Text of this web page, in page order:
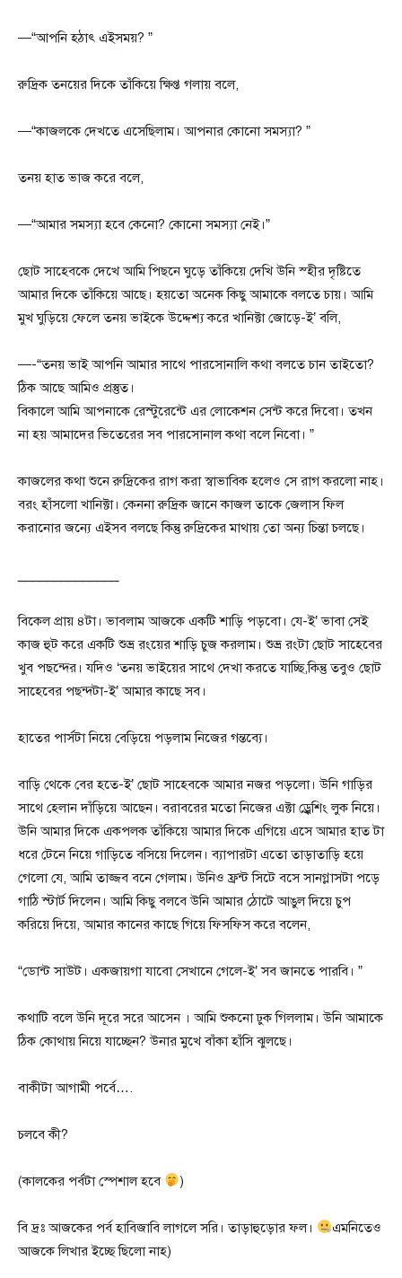
—“আপনি হঠাৎ এইসময়? ”
রুদ্রিক তনয়ের দিকে তাঁকিয়ে ক্ষিপ্ত গলায় বলে,
—“কাজলকে দেখতে এসেছিলাম। আপনার কোনো সমস্যা? ”
তনয় হাত ভাজ করে বলে,
—“আমার সমস্যা হবে কেনো? কোনো সমস্যা নেই।”
ছোট সাহেবকে দেখে আমি পিছনে ঘুড়ে তাঁকিয়ে দেখি উনি স্হীর দৃষ্টিতে
আমার দিকে তাঁকিয়ে আছে। হয়তো অনেক কিছু আমাকে বলতে চায়। আমি
মুখ ঘুড়িয়ে ফেলে তনয় ভাইকে উদ্দেশ্য করে খানিক্টা জোড়ে-ই’ বলি,
—-“তনয় ভাই আপনি আমার সাথে পারসোনালি কথা বলতে চান তাইতো?
ঠিক আছে আমিও প্রস্তুত।
বিকালে আমি আপনাকে রেস্টুরেন্টে এর লোকেশন সেন্ট করে দিবো। তখন
না হয় আমাদের ভিতেরের সব পারসোনাল কথা বলে নিবো। ”
কাজলের কথা শুনে রুদ্রিকের রাগ করা স্বাভাবিক হলেও সে রাগ করলো নাহ।
বরং হাঁসলো খানিক্টা। কেননা রুদ্রিক জানে কাজল তাকে জেলাস ফিল
করানোর জন্যে এইসব বলছে কিন্তু রুদ্রিকের মাথায় তো অন্য চিন্তা চলছে।
বিকেল প্রায় ৪টা। ভাবলাম আজকে একটি শাড়ি পড়বো। যে-ই’ ভাবা সেই
কাজ হুট করে একটি শুভ্র রংয়ের শাড়ি চুজ করলাম। শুভ্র রংটা ছোট সাহেবের
খুব পছন্দের। যদিও ‘তনয় ভাইয়ের সাথে দেখা করতে যাচ্ছি,কিন্তু তবুও ছোট
সাহেবের পছন্দটা-ই’ আমার কাছে সব।
হাতের পার্সটা নিয়ে বেড়িয়ে পড়লাম নিজের গন্তব্যে।
বাড়ি থেকে বের হতে-ই’ ছোট সাহেবকে আমার নজর পড়লো। উনি গাড়ির
সাথে হেলান দাঁড়িয়ে আছেন। বরাবরের মতো নিজের এক্টা ড্র্বেশিং লুক নিয়ে।
উনি আমার দিকে একপলক তাঁকিয়ে আমার দিকে এগিয়ে এসে আমার হাত টা
ধরে টেনে নিয়ে গাড়িতে বসিয়ে দিলেন। ব্যাপারটা এতো তাড়াতাড়ি হয়ে
গেলো যে, আমি তাজ্জব বনে গেলাম। উনিও ফ্রন্ট সিটে বসে সানগ্লাসটা পড়ে
গাঠি স্টার্ট দিলেন। আমি কিছু বলবে উনি আমার ঠোটে আঙুল দিয়ে চুপ
করিয়ে দিয়ে, আমার কানের কাছে গিয়ে ফিসফিস করে বলেন,
“ডোন্ট সাউট। একজায়গা যাবো সেখানে গেলে-ই’ সব জানতে পারবি। ”
কথাটি বলে উনি দূরে সরে আসেন । আমি শুকনো ঢুক গিললাম। উনি আমাকে
ঠিক কোথায় নিয়ে যাচ্ছেন? উনার মুখে বাঁকা হাঁসি ঝুলছে।
বাকীটা আগামী পর্বে….
চলবে কী?
(কালকের পর্বটা স্পেশাল হবে )
বি দ্রঃ আজকের পর্ব হাবিজাবি লাগলে সরি। তাড়াহুড়োর ফল।
এমনিতেও
আজকে লিখার ইচ্ছে ছিলো নাহ)